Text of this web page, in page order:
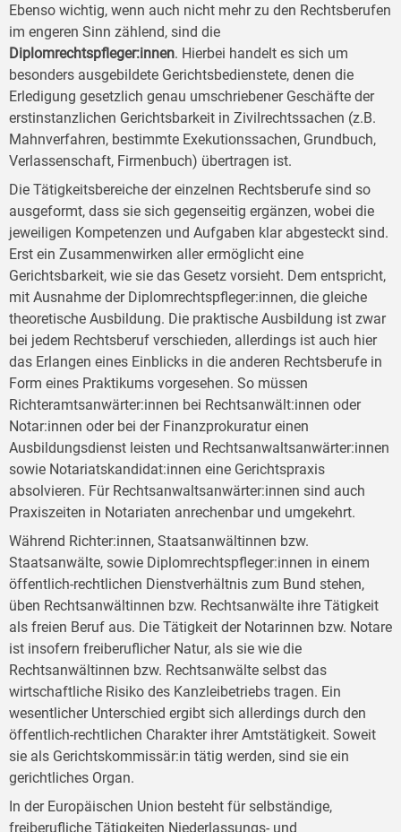
Ebenso wichtig, wenn auch nicht mehr zu den Rechtsberufen
im engeren Sinn zählend, sind die
Diplomrechtspfleger:innen. Hierbei handelt es sich um
besonders ausgebildete Gerichtsbedienstete, denen die
Erledigung gesetzlich genau umschriebener Geschäfte der
erstinstanzlichen Gerichtsbarkeit in Zivilrechtssachen (z.B.
Mahnverfahren, bestimmte Exekutionssachen, Grundbuch,
Verlassenschaft, Firmenbuch) übertragen ist.
Die Tätigkeitsbereiche der einzelnen Rechtsberufe sind so
ausgeformt, dass sie sich gegenseitig ergänzen, wobei die
jeweiligen Kompetenzen und Aufgaben klar abgesteckt sind.
Erst ein Zusammenwirken aller ermöglicht eine
Gerichtsbarkeit, wie sie das Gesetz vorsieht. Dem entspricht,
mit Ausnahme der Diplomrechtspfleger:innen, die gleiche
theoretische Ausbildung. Die praktische Ausbildung ist zwar
bei jedem Rechtsberuf verschieden, allerdings ist auch hier
das Erlangen eines Einblicks in die anderen Rechtsberufe in
Form eines Praktikums vorgesehen. So müssen
Richteramtsanwärter:innen bei Rechtsanwält:innen oder
Notar:innen oder bei der Finanzprokuratur einen
Ausbildungsdienst leisten und Rechtsanwaltsanwärter:innen
sowie Notariatskandidat:innen eine Gerichtspraxis
absolvieren. Für Rechtsanwaltsanwärter:innen sind auch
Praxiszeiten in Notariaten anrechenbar und umgekehrt.
Während Richter:innen, Staatsanwältinnen bzw.
Staatsanwälte, sowie Diplomrechtspfleger:innen in einem
öffentlich-rechtlichen Dienstverhältnis zum Bund stehen,
üben Rechtsanwältinnen bzw. Rechtsanwälte ihre Tätigkeit
als freien Beruf aus. Die Tätigkeit der Notarinnen bzw. Notare
ist insofern freiberuflicher Natur, als sie wie die
Rechtsanwältinnen bzw. Rechtsanwälte selbst das
wirtschaftliche Risiko des Kanzleibetriebs tragen. Ein
wesentlicher Unterschied ergibt sich allerdings durch den
öffentlich-rechtlichen Charakter ihrer Amtstätigkeit. Soweit
sie als Gerichtskommissär:in tätig werden, sind sie ein
gerichtliches Organ.
In der Europäischen Union besteht für selbständige,
freiberufliche Tätigkeiten Niederlassungs- und